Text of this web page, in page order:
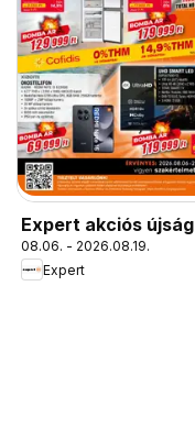
Expert akciós újság
08.06. - 2026.08.19.
Expert